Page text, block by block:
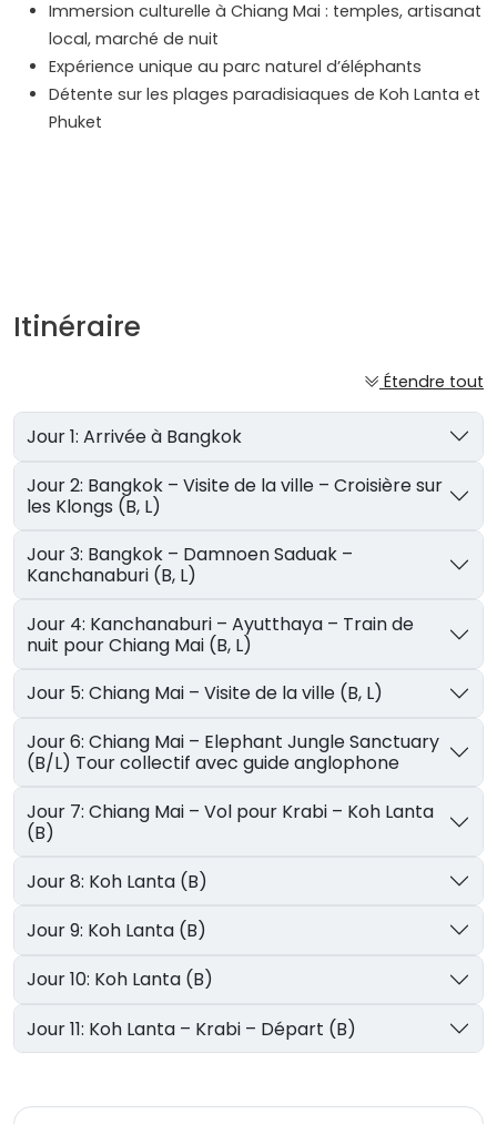
Immersion culturelle à Chiang Mai : temples, artisanat
local, marché de nuit
Expérience unique au parc naturel d’éléphants
Détente sur les plages paradisiaques de Koh Lanta et
Phuket
Itinéraire
Étendre tout
Jour 1: Arrivée à Bangkok
Jour 2: Bangkok – Visite de la ville – Croisière sur
les Klongs (B, L)
Jour 3: Bangkok – Damnoen Saduak –
Kanchanaburi (B, L)
Jour 4: Kanchanaburi – Ayutthaya – Train de
nuit pour Chiang Mai (B, L)
Jour 5: Chiang Mai – Visite de la ville (B, L)
Jour 6: Chiang Mai – Elephant Jungle Sanctuary
(B/L) Tour collectif avec guide anglophone
Jour 7: Chiang Mai – Vol pour Krabi – Koh Lanta
(B)
Jour 8: Koh Lanta (B)
Jour 9: Koh Lanta (B)
Jour 10: Koh Lanta (B)
Jour 11: Koh Lanta – Krabi – Départ (B)